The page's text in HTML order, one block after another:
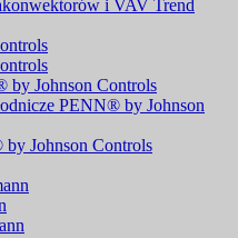
i VAV Trend
Johnson Controls
PENN® by Johnson
Johnson Controls